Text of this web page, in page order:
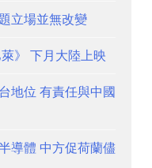
立場並無改變
》 下月大陸上映
地位 有責任與中國
導體 中方促荷蘭儘